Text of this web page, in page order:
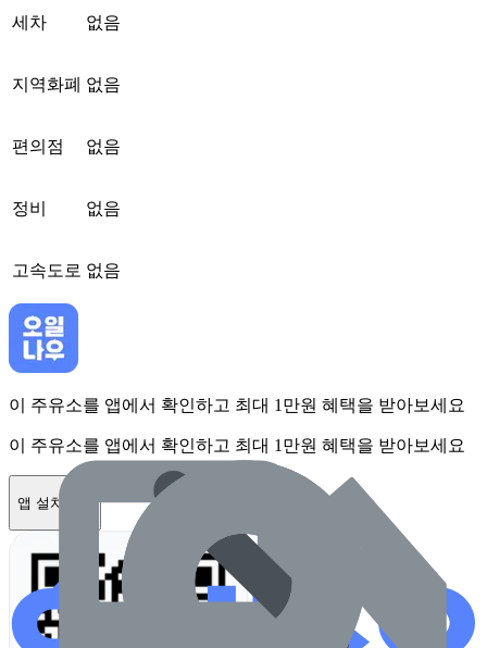
세차 없음
지역화폐 없음
편의점 없음
정비 없음
고속도로 없음
이 주유소를 앱에서 확인하고 최대 1만원 혜택을 받아보세요
이 주유소를 앱에서 확인하고 최대 1만원 혜택을 받아보세요
앱 설치하기